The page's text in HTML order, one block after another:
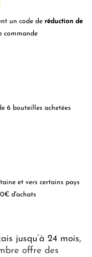
un code de réduction de
commande
6 bouteilles achetées
et vers certains pays
d'achats
jusqu’à 24 mois,
offre des